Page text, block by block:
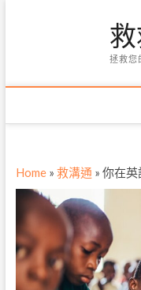
拯救您
Home» 救溝通 » 你在英